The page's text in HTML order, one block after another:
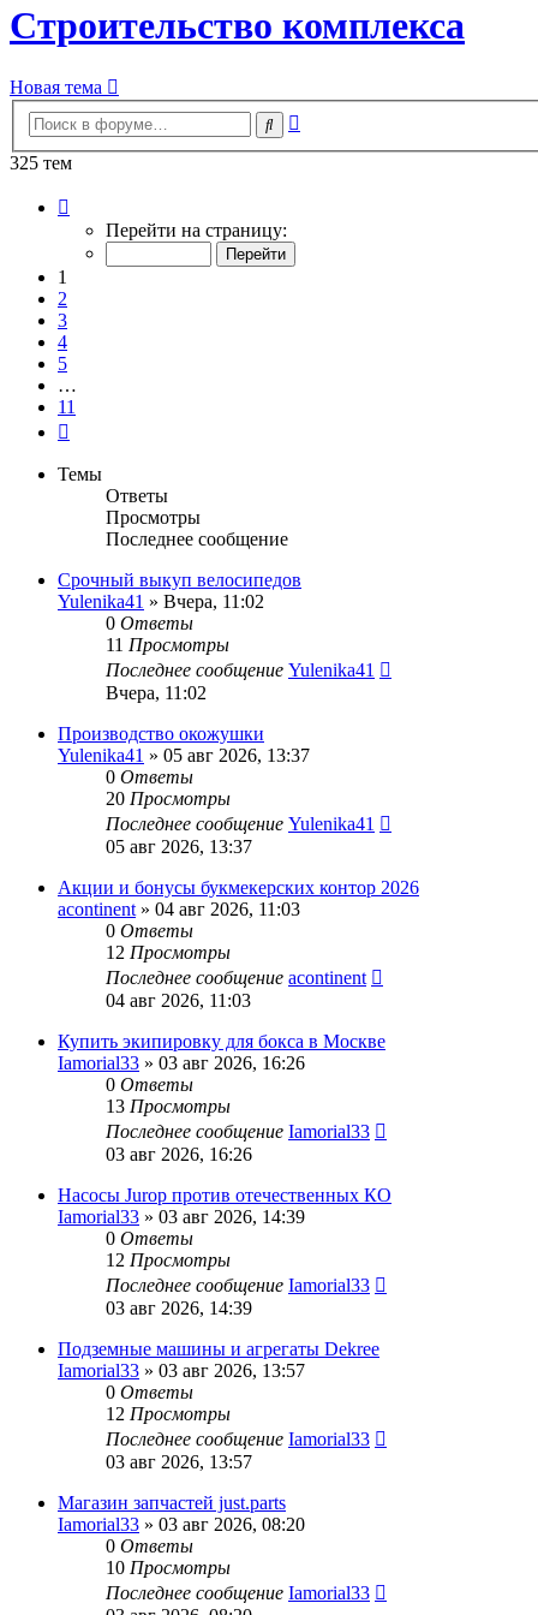
Строительство комплекса
Новая тема
Поиск
325 тем
Перейти на страницу:
1
2
3
4
5
…
11
Темы
Ответы
Просмотры
Последнее сообщение
Срочный выкуп велосипедов
Yulenika41 » Вчера, 11:02
0 Ответы
11 Просмотры
Последнее сообщение Yulenika41
Вчера, 11:02
Производство окожушки
Yulenika41 » 05 авг 2026, 13:37
0 Ответы
20 Просмотры
Последнее сообщение Yulenika41
05 авг 2026, 13:37
Акции и бонусы букмекерских контор 2026
acontinent » 04 авг 2026, 11:03
0 Ответы
12 Просмотры
Последнее сообщение acontinent
04 авг 2026, 11:03
Купить экипировку для бокса в Москве
Iamorial33 » 03 авг 2026, 16:26
0 Ответы
13 Просмотры
Последнее сообщение Iamorial33
03 авг 2026, 16:26
Насосы Jurop против отечественных КО
Iamorial33 » 03 авг 2026, 14:39
0 Ответы
12 Просмотры
Последнее сообщение Iamorial33
03 авг 2026, 14:39
Подземные машины и агрегаты Dekree
Iamorial33 » 03 авг 2026, 13:57
0 Ответы
12 Просмотры
Последнее сообщение Iamorial33
03 авг 2026, 13:57
Магазин запчастей just.parts
Iamorial33 » 03 авг 2026, 08:20
0 Ответы
10 Просмотры
Последнее сообщение Iamorial33